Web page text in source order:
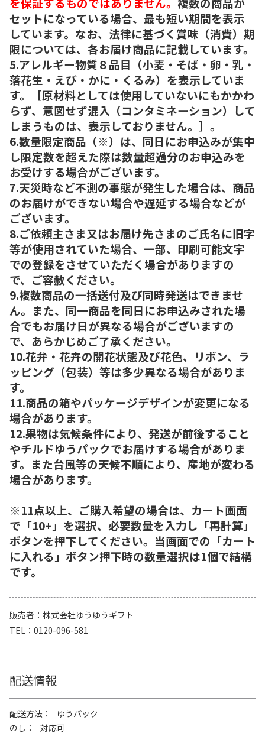
セットになっている場合、最も短い期間を表示
しています。なお、法律に基づく賞味（消費）期
限については、各お届け商品に記載しています。
5.アレルギー物質８品目（小麦・そば・卵・乳・
落花生・えび・かに・くるみ）を表示していま
す。［原材料としては使用していないにもかかわ
らず、意図せず混入（コンタミネーション）して
しまうものは、表示しておりません。］。
6.数量限定商品（※）は、同日にお申込みが集中
し限定数を超えた際は数量超過分のお申込みを
お受けする場合がございます。
7.天災時など不測の事態が発生した場合は、商品
のお届けができない場合や遅延する場合などが
ございます。
8.ご依頼主さま又はお届け先さまのご氏名に旧字
等が使用されていた場合、一部、印刷可能文字
での登録をさせていただく場合がありますの
で、ご容赦ください。
9.複数商品の一括送付及び同時発送はできませ
ん。また、同一商品を同日にお申込みされた場
合でもお届け日が異なる場合がございますの
で、あらかじめご了承ください。
10.花弁・花卉の開花状態及び花色、リボン、ラ
ッピング（包装）等は多少異なる場合がありま
す。
11.商品の箱やパッケージデザインが変更になる
場合があります。
12.果物は気候条件により、発送が前後すること
やチルドゆうパックでお届けする場合がありま
す。また台風等の天候不順により、産地が変わる
場合があります。
※11点以上、ご購入希望の場合は、カート画面
で「10+」を選択、必要数量を入力し「再計算」
ボタンを押下してください。当画面での「カート
に入れる」ボタン押下時の数量選択は1個で結構
です。
販売者
株式会社ゆうゆうギフト
TEL
0120-096-581
配送情報
配送方法
ゆうパック
のし
対応可